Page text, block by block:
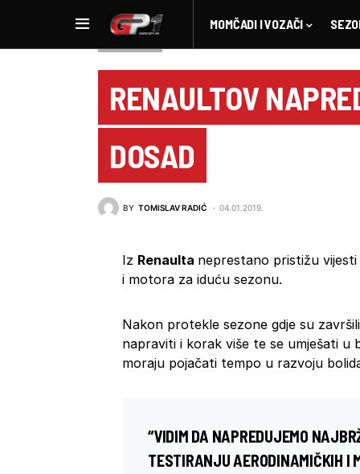
MOMČADI I VOZAČI
RENAULTOV
DOSAD
BY TOMISLAV RADIĆ 04.01.2019.
Iz Renaulta neprestano pristižu
i motora za iduću sezonu.
Nakon protekle sezone gdje su
napraviti i korak više te se umješati
moraju pojačati tempo u razvoju
“VIDIM DA NAPREDUJEMO
TESTIRANJU AERODINAMIČKIH I